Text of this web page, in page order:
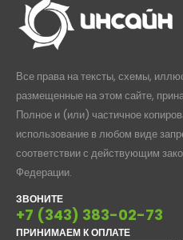
Все права на тексты, схемы,
размещенные на этом сайте,
Полное и (или) частичное
использование в любом виде
соответствии с действующим
Федерации.
ЗВОНИТЕ
+7 (343) 383-02-73
ПРИНИМАЕМ К ОПЛАТЕ